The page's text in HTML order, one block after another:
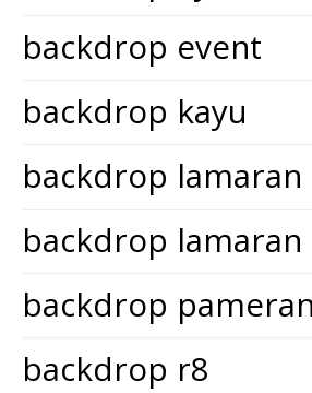
backdrop event
backdrop kayu
backdrop lamaran
backdrop
backdrop pameran
backdrop r8